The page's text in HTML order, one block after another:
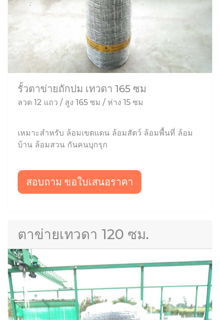
รั้วตาข่ายถักปม เทวดา 165 ซม
ลวด 12 แถว / สูง 165 ซม / ห่าง 15 ซม
เหมาะสำหรับ ล้อมเขตแดน ล้อมสัตว์ ล้อมพื้นที่ ล้อม
บ้าน ล้อมสวน กันคนบุกรุก
สอบถาม ขอใบเสนอราคา
ตาข่ายเทวดา 120 ซม.